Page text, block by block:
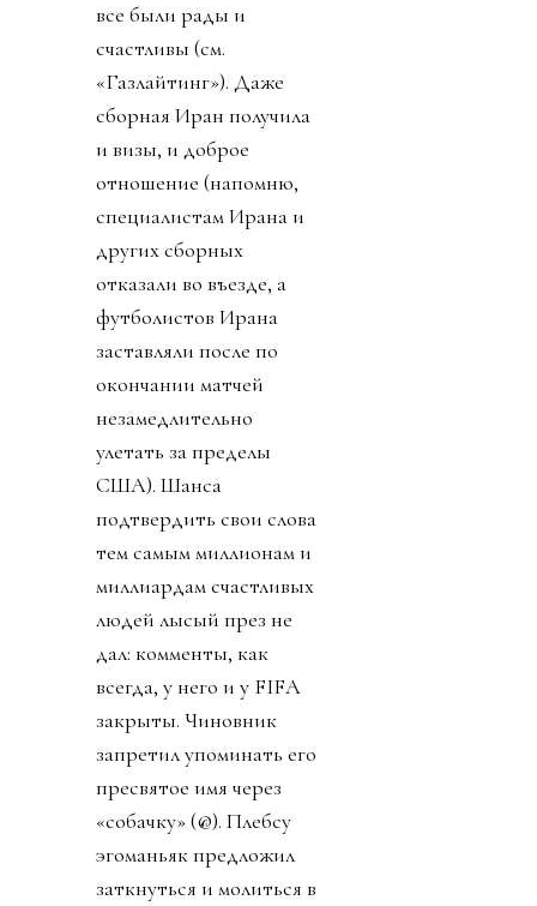
все были рады и
счастливы (см.
«Газлайтинг»). Даже
сборная Иран получила
и визы, и доброе
отношение (напомню,
специалистам Ирана и
других сборных
отказали во въезде, а
футболистов Ирана
заставляли после по
окончании матчей
незамедлительно
улетать за пределы
США). Шанса
подтвердить свои слова
тем самым миллионам и
миллиардам счастливых
людей лысый през не
дал: комменты, как
всегда, у него и у FIFA
закрыты. Чиновник
запретил упоминать его
пресвятое имя через
«собачку» (@). Плебсу
эгоманьяк предложил
заткнуться и молиться в